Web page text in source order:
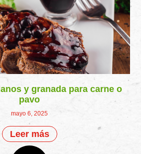
y granada para carne o
pavo
mayo 6, 2025
Leer más